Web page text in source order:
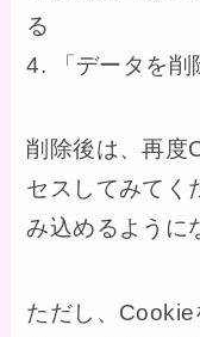
る
4. 「データを削
削除後は、再度
セスしてみてく
み込めるように
ただし、Cookie